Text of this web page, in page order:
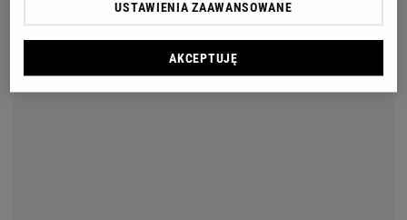
USTAWIENIA ZAAWANSOWANE
AKCEPTUJĘ